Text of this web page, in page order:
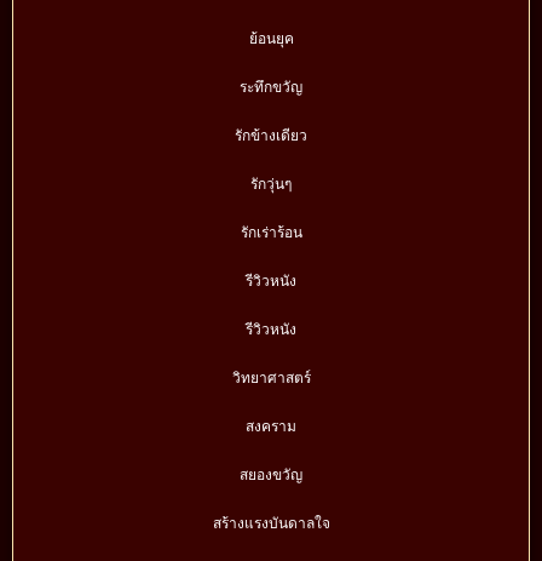
ย้อนยุค
ระทึกขวัญ
รักข้างเดียว
รักวุ่นๆ
รักเร่าร้อน
รีวิวหนัง
รีวิวหนัง
วิทยาศาสตร์
สงคราม
สยองขวัญ
สร้างแรงบันดาลใจ